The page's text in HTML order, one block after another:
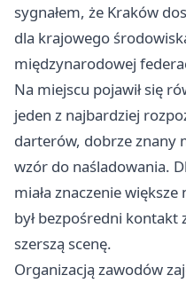
sygnałem, że Kraków
dla krajowego
międzynarodowej
Na miejscu pojawił się
jeden z najbardziej
darterów, dobrze znany
wzór do naśladowania.
miała znaczenie
był bezpośredni kontakt
szerszą scenę.
Organizacją zawodów